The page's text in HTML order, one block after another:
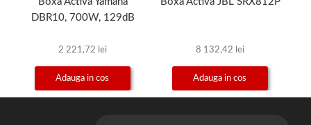
DBR10, 700W, 129dB
2 221,72 lei
Adauga in cos
8 132,42 lei
Adauga in cos